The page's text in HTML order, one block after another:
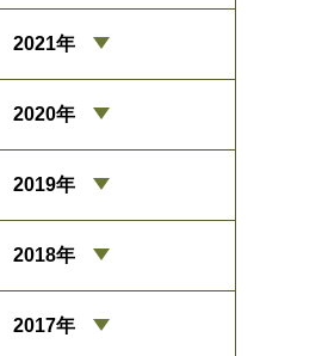
2021年
2020年
2019年
2018年
2017年